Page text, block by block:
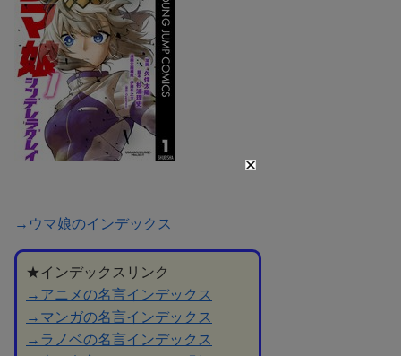
→ウマ娘のインデックス
★インデックスリンク
→アニメの名言インデックス
→マンガの名言インデックス
→ラノベの名言インデックス